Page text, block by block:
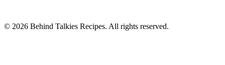
© 2026 Behind Talkies Recipes. All rights reserved.